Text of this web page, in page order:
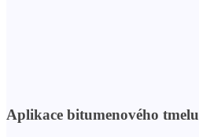
Aplikace bitumenového tmelu